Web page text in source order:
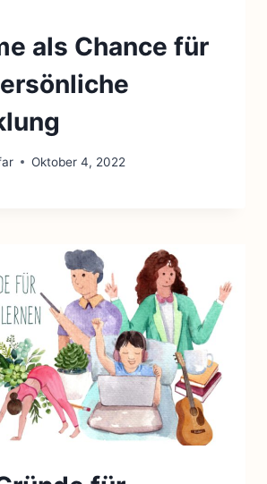
als Chance für
Oktober 4, 2022